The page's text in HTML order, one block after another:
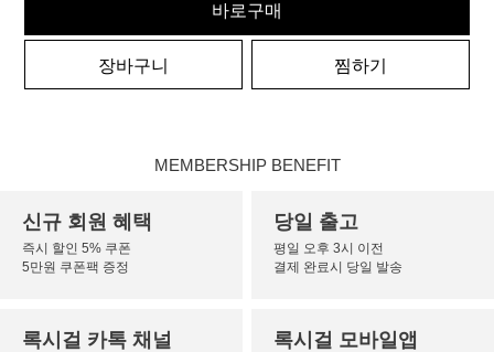
바로구매
장바구니 찜하기
MEMBERSHIP BENEFIT
신규 회원 혜택
즉시 할인 5% 쿠폰
5만원 쿠폰팩 증정
당일 출고
평일 오후 3시 이전
결제 완료시 당일 발송
록시걸 카톡 채널 록시걸 모바일앱